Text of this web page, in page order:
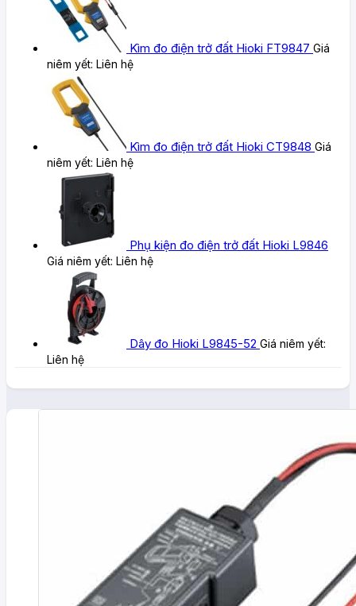
Kìm đo điện trở đất Hioki FT9847 Giá
niêm yết: Liên hệ
Kìm đo điện trở đất Hioki CT9848 Giá
niêm yết: Liên hệ
Phụ kiện đo điện trở đất Hioki L9846
Giá niêm yết: Liên hệ
Dây đo Hioki L9845-52 Giá niêm yết:
Liên hệ